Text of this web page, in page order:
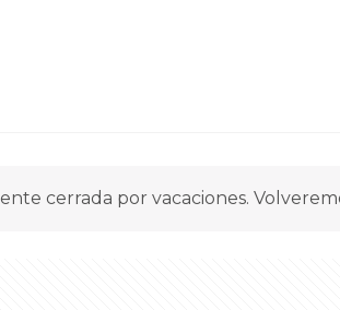
cerrada por vacaciones.